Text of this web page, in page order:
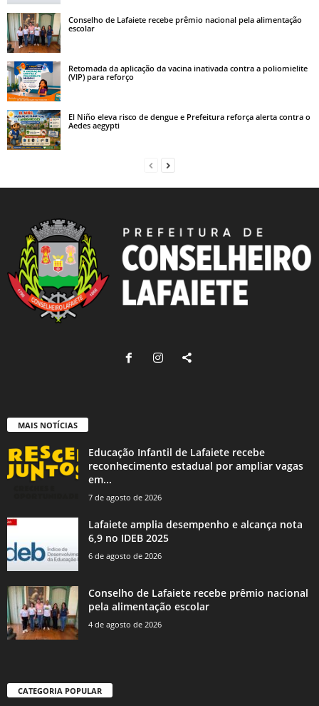
Conselho de Lafaiete recebe prêmio nacional pela alimentação
escolar
Retomada da aplicação da vacina inativada contra a poliomielite
(VIP) para reforço
El Niño eleva risco de dengue e Prefeitura reforça alerta contra o
Aedes aegypti
MAIS NOTÍCIAS
Educação Infantil de Lafaiete recebe
reconhecimento estadual por ampliar vagas
em...
7 de agosto de 2026
Lafaiete amplia desempenho e alcança nota
6,9 no IDEB 2025
6 de agosto de 2026
Conselho de Lafaiete recebe prêmio nacional
pela alimentação escolar
4 de agosto de 2026
CATEGORIA POPULAR